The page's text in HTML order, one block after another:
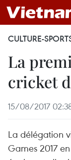
CULTURE-
La
cricket
15/08/2017
La délégation
Games 2017